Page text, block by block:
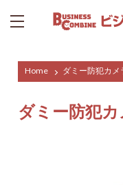
Home ダミー防犯カメ
ダミー防犯